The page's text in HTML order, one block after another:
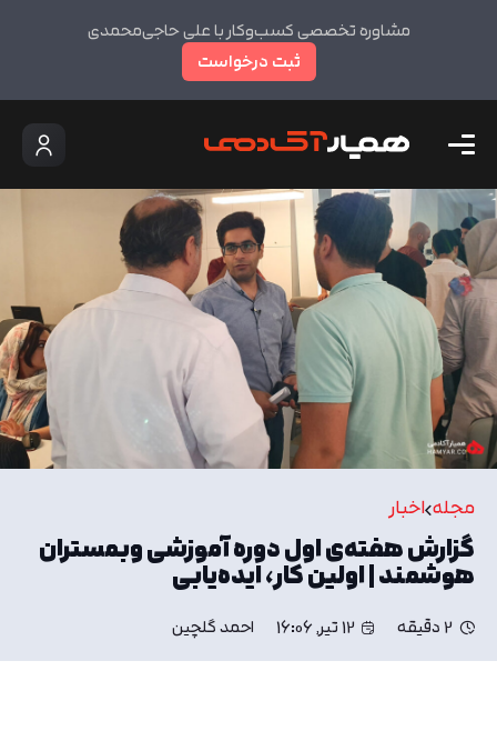
مشاوره تخصصی کسب‌وکار با علی حاجی‌محمدی
ثبت درخواست
مجله اخبار
گزارش هفته‌ی اول دوره آموزشی وبمستران
هوشمند | اولین کار، ایده‌یابی
2 دقیقه 12 تیر, 16:06 احمد گلچین